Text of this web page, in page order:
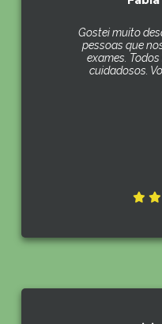
Gostei muito
pessoas que
exames.
cuidadosos.